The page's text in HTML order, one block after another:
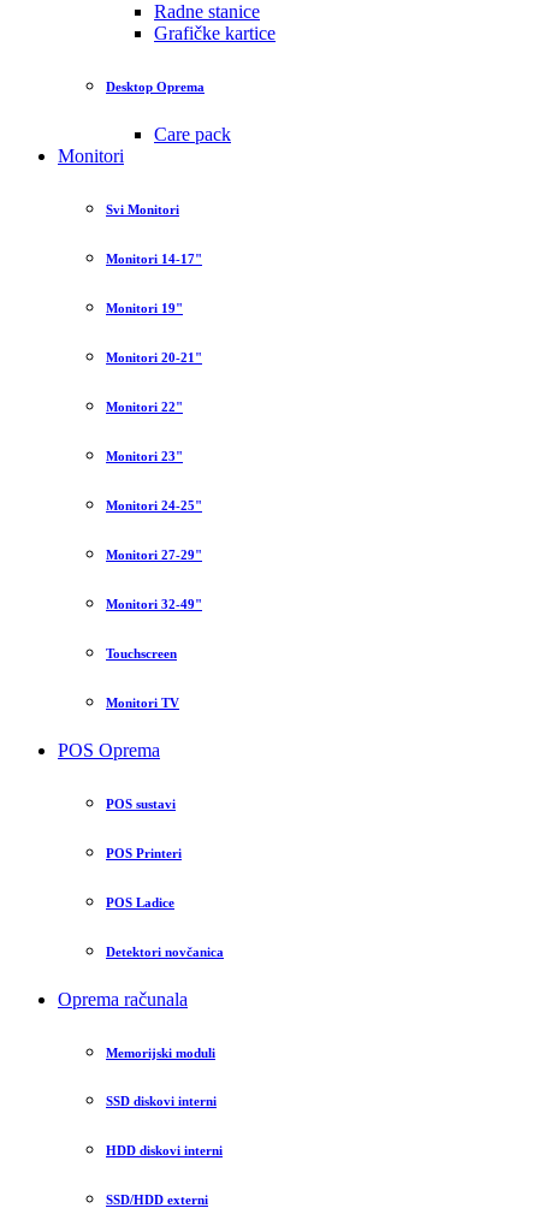
Radne stanice
Grafičke kartice
Desktop Oprema
Care pack
Monitori
Svi Monitori
Monitori 14-17"
Monitori 19"
Monitori 20-21"
Monitori 22"
Monitori 23"
Monitori 24-25"
Monitori 27-29"
Monitori 32-49"
Touchscreen
Monitori TV
POS Oprema
POS sustavi
POS Printeri
POS Ladice
Detektori novčanica
Oprema računala
Memorijski moduli
SSD diskovi interni
HDD diskovi interni
SSD/HDD externi